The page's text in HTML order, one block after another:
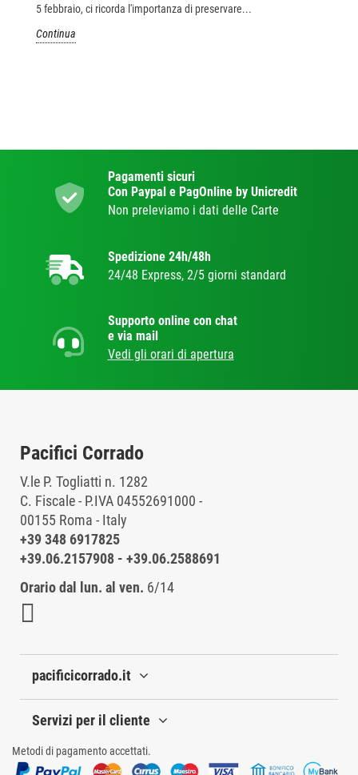
5 febbraio, ci ricorda l'importanza di preservare...
Continua
Pagamenti sicuri
Con Paypal e PagOnline by Unicredit
Non preleviamo i dati delle Carte
Spedizione 24h/48h
24/48 Express, 2/5 giorni standard
Supporto online con chat
e via mail
Vedi gli orari di apertura
Pacifici Corrado
V.le P. Togliatti n. 1282
C. Fiscale - P.IVA 04552691000 -
00155 Roma - Italy
+39 348 6917825
+39.06.2157908 - +39.06.2588691
Orario dal lun. al ven. 6/14
pacificicorrado.it
Servizi per il cliente
Metodi di pagamento accettati.